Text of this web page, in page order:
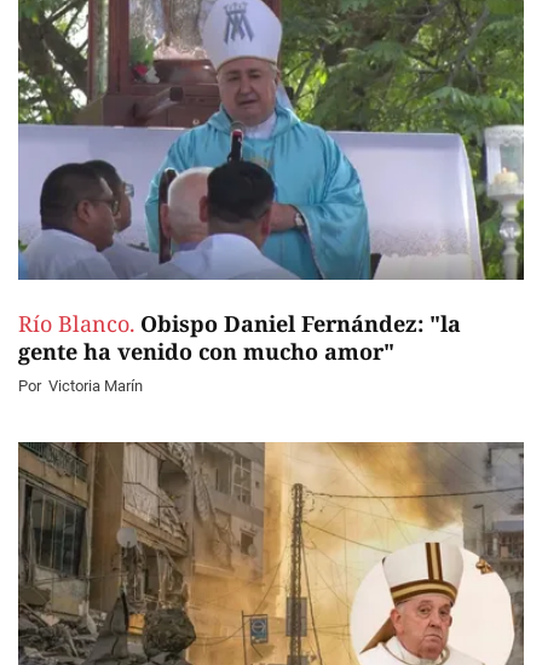
Río Blanco. Obispo Daniel Fernández: "la
gente ha venido con mucho amor"
Por Victoria Marín